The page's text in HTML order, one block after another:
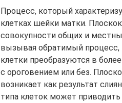
Процесс, который
клетках шейки матки.
совокупности общих и
вызывая обратимый процесс,
клетки преобразуются в
с ороговением или без.
возникает как результат
типа клеток может